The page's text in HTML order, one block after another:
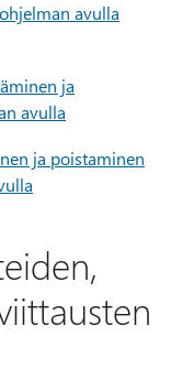
avulla
ja
avulla
ja poistaminen